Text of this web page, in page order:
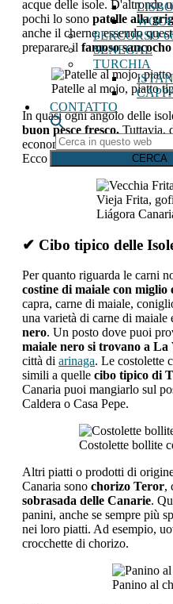
PERCORSO
SENEGAL
TURCHIA
CONTATTO
Cerca
in
questo
acque delle isole. D'altronde
pochi lo sono patelle alla
anche il cherne, essendo
preparare il famoso
Patelle al mojo, piatto
In quasi ogni angolo delle
buon pesce fresco. Tuttavia,
economico nei villaggi di
Ecco il
ristoranti di pesce a
Vieja Frita,
Liágora
✔ Cibo tipico delle
Per quanto riguarda le carni
costine di maiale con miglio
capra, carne di maiale,
una varietà di carne di maiale
nero. Un posto dove puoi
maiale nero si trovano a La
città di arinaga. Le costolette
simili a quelle cibo tipico di
Canaria puoi mangiarlo sul
Caldera o Casa Pepe.
Costolette bollite
Altri piatti o prodotti di
Canaria sono chorizo Teror,
sobrasada delle Canarie.
panini, anche se sempre più
nei loro piatti. Ad esempio,
crocchette di chorizo.
Panino al